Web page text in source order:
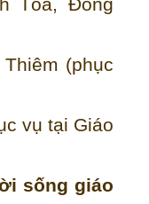
Tòa, Đồng
(phục
vụ tại Giáo
sống giáo